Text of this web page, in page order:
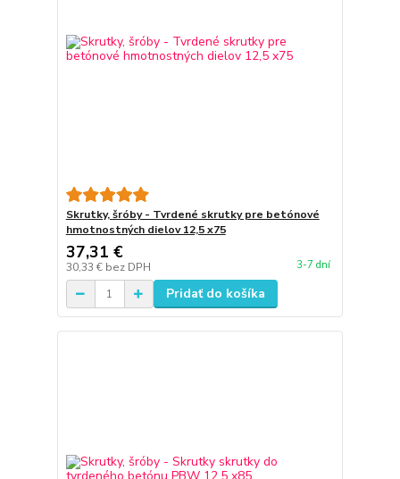
Skrutky, šróby - Tvrdené skrutky pre betónové
hmotnostných dielov 12,5 x75
37,31 €
30,33 € bez DPH 3-7 dní
Pridať do košíka